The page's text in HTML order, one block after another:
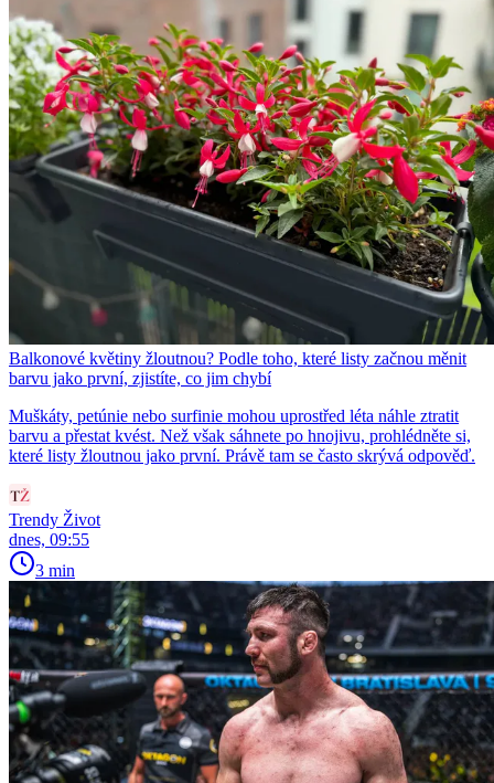
Balkonové květiny žloutnou? Podle toho, které listy začnou měnit
barvu jako první, zjistíte, co jim chybí
Muškáty, petúnie nebo surfinie mohou uprostřed léta náhle ztratit
barvu a přestat kvést. Než však sáhnete po hnojivu, prohlédněte si,
které listy žloutnou jako první. Právě tam se často skrývá odpověď.
Trendy Život
dnes, 09:55
3 min